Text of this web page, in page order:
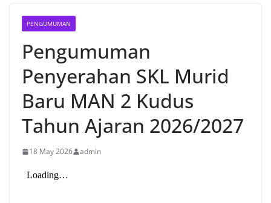
PENGUMUMAN
Pengumuman
Penyerahan SKL Murid
Baru MAN 2 Kudus
Tahun Ajaran 2026/2027
18 May 2026 admin